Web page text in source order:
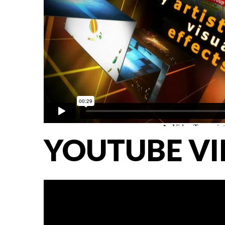
YOUTUBE